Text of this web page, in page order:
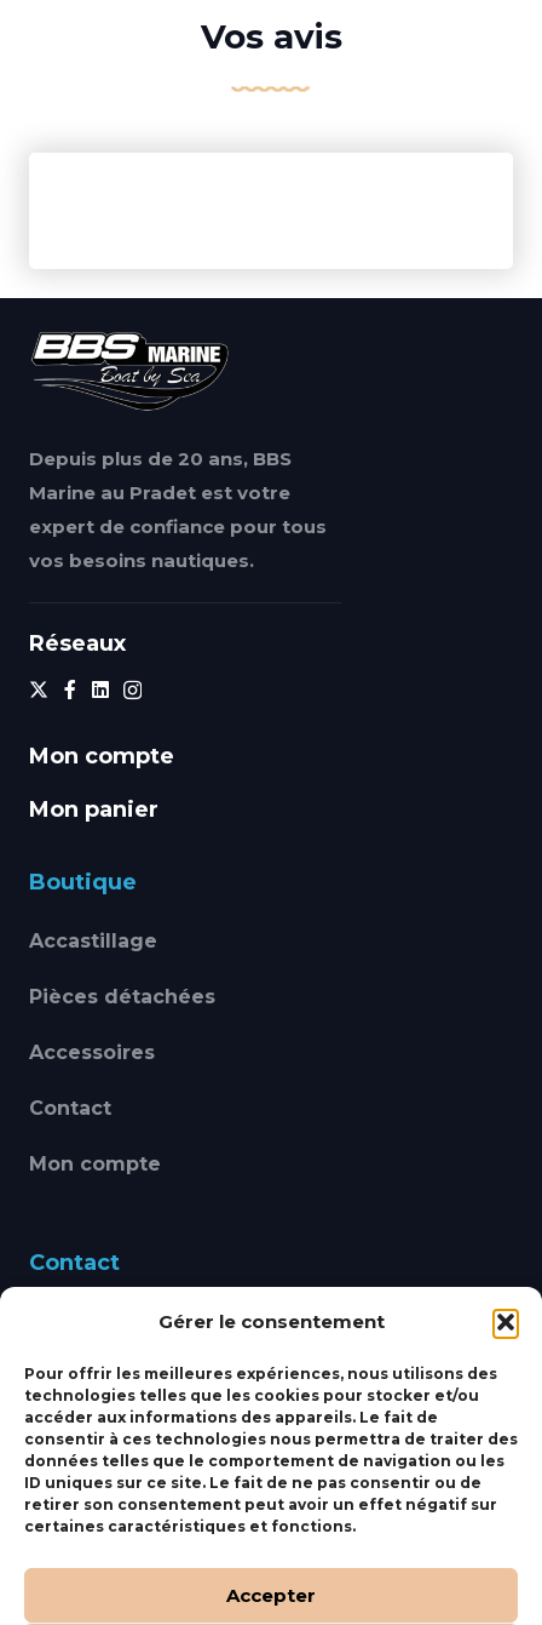
Gérer le consentement
Pour offrir les meilleures expériences, nous utilisons des
technologies telles que les cookies pour stocker et/ou
accéder aux informations des appareils. Le fait de
consentir à ces technologies nous permettra de traiter des
données telles que le comportement de navigation ou les
ID uniques sur ce site. Le fait de ne pas consentir ou de
retirer son consentement peut avoir un effet négatif sur
certaines caractéristiques et fonctions.
Accepter
Vos avis
Depuis plus de 20 ans, BBS
Marine au Pradet est votre
expert de confiance pour tous
vos besoins nautiques.
Réseaux
Mon compte
Mon panier
Boutique
Accastillage
Pièces détachées
Accessoires
Contact
Mon compte
Contact
460 Avenue Alain Le
bbsmarine@bbs-
marine.fr
Fixe:04 27 50 24 50
Mobile:06 69 44 48 83